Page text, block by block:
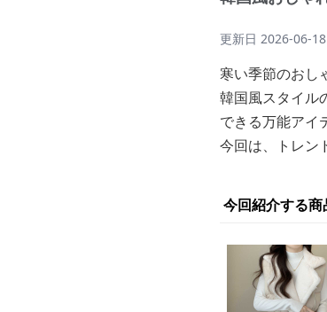
更新日 2026-06-18
寒い季節のおし
韓国風スタイル
できる万能アイ
今回は、トレン
今回紹介する商